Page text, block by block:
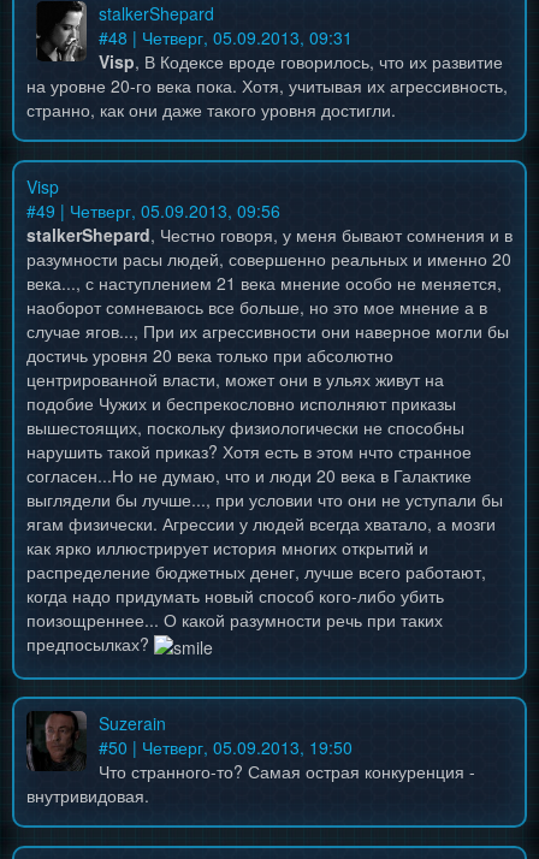
stalkerShepard
#48 | Четверг, 05.09.2013, 09:31
Visp, В Кодексе вроде говорилось, что их развитие
на уровне 20-го века пока. Хотя, учитывая их агрессивность,
странно, как они даже такого уровня достигли.
Visp
#49 | Четверг, 05.09.2013, 09:56
stalkerShepard, Честно говоря, у меня бывают сомнения и в
разумности расы людей, совершенно реальных и именно 20
века..., с наступлением 21 века мнение особо не меняется,
наоборот сомневаюсь все больше, но это мое мнение а в
случае ягов..., При их агрессивности они наверное могли бы
достичь уровня 20 века только при абсолютно
центрированной власти, может они в ульях живут на
подобие Чужих и беспрекословно исполняют приказы
вышестоящих, поскольку физиологически не способны
нарушить такой приказ? Хотя есть в этом нчто странное
согласен...Но не думаю, что и люди 20 века в Галактике
выглядели бы лучше..., при условии что они не уступали бы
ягам физически. Агрессии у людей всегда хватало, а мозги
как ярко иллюстрирует история многих открытий и
распределение бюджетных денег, лучше всего работают,
когда надо придумать новый способ кого-либо убить
поизощреннее... О какой разумности речь при таких
предпосылках?
Suzerain
#50 | Четверг, 05.09.2013, 19:50
Что странного-то? Самая острая конкуренция -
внутривидовая.